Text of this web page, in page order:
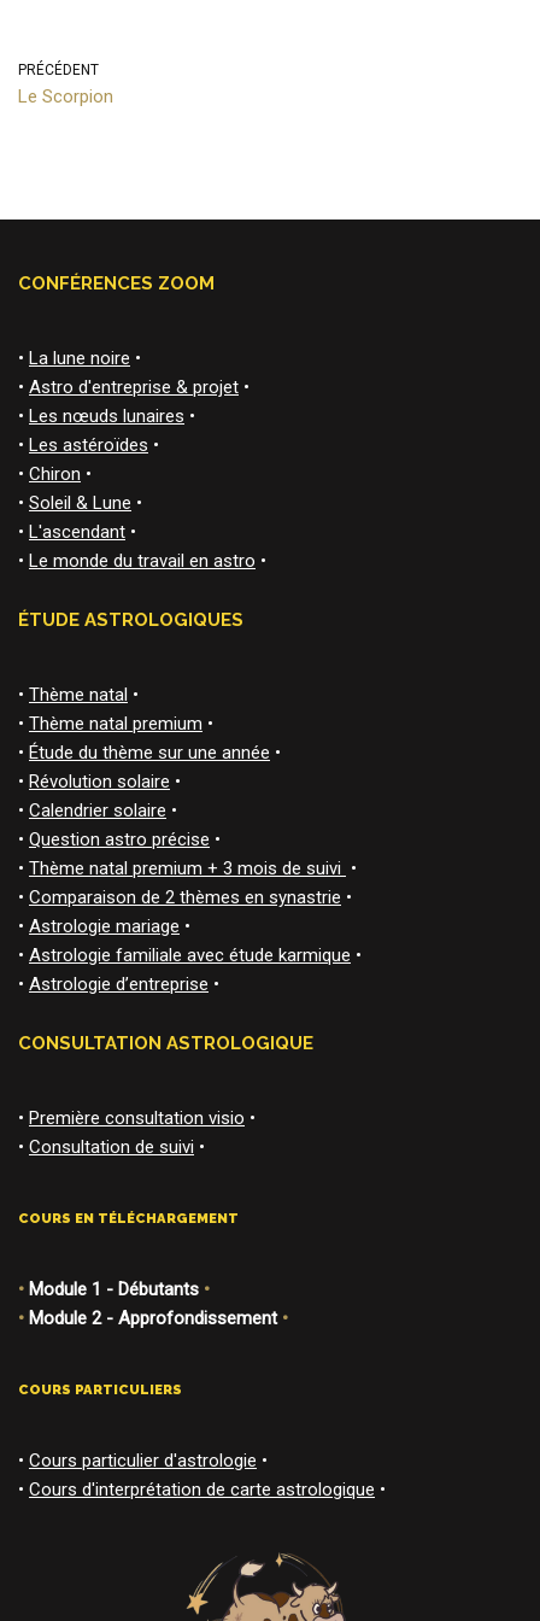
PRÉCÉDENT
Le Scorpion
CONFÉRENCES ZOOM
• La lune noire •
• Astro d'entreprise & projet •
• Les nœuds lunaires •
• Les astéroïdes •
• Chiron •
• Soleil & Lune •
• L'ascendant •
• Le monde du travail en astro •
ÉTUDE ASTROLOGIQUES
• Thème natal •
• Thème natal premium •
• Étude du thème sur une année •
• Révolution solaire •
• Calendrier solaire •
• Question astro précise •
• Thème natal premium + 3 mois de suivi •
• Comparaison de 2 thèmes en synastrie •
• Astrologie mariage •
• Astrologie familiale avec étude karmique •
• Astrologie d’entreprise •
CONSULTATION ASTROLOGIQUE
• Première consultation visio •
• Consultation de suivi •
COURS EN TÉLÉCHARGEMENT
• Module 1 - Débutants •
• Module 2 - Approfondissement•
COURS PARTICULIERS
• Cours particulier d'astrologie •
• Cours d'interprétation de carte astrologique •